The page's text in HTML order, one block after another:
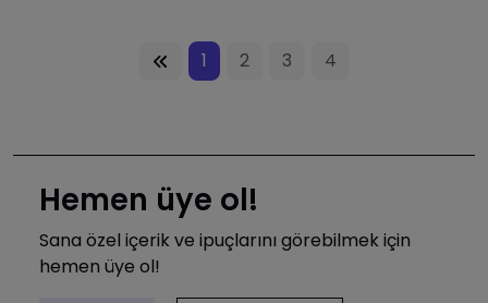
1 2 3 4
Hemen üye ol!
Sana özel içerik ve ipuçlarını görebilmek için
hemen üye ol!